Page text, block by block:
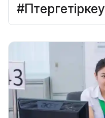
#Пәтергетіркеу